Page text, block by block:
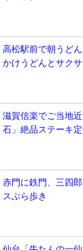
高松駅前で朝うど
かけうどんとサク
滋賀信楽でご当地
石」絶品ステーキ
赤門に鉄門、三四
スぶら歩き